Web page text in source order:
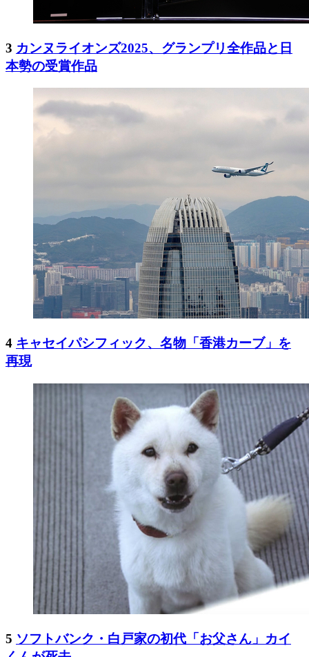
3 カンヌライオンズ2025、グランプリ全作品と日
本勢の受賞作品
4 キャセイパシフィック、名物「香港カーブ」を
再現
5 ソフトバンク・白戸家の初代「お父さん」カイ